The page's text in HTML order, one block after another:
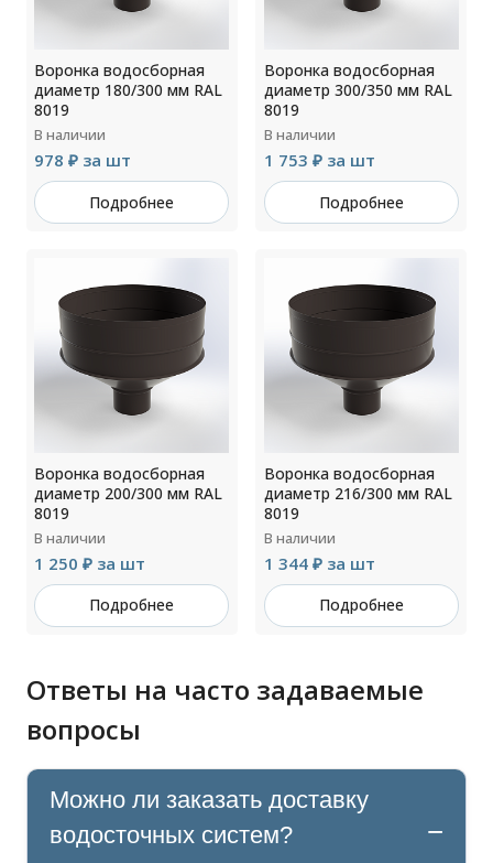
Воронка водосборная
диаметр 180/300 мм RAL
8019
В наличии
978 ₽ за шт
Подробнее
Воронка водосборная
диаметр 300/350 мм RAL
8019
В наличии
1 753 ₽ за шт
Подробнее
Воронка водосборная
диаметр 200/300 мм RAL
8019
В наличии
1 250 ₽ за шт
Подробнее
Воронка водосборная
диаметр 216/300 мм RAL
8019
В наличии
1 344 ₽ за шт
Подробнее
Ответы на часто задаваемые
вопросы
Можно ли заказать доставку
водосточных систем?